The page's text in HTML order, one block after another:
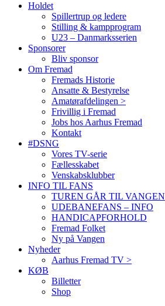
Holdet
Spillertrup og ledere
Stilling & kampprogram
U23 – Danmarksserien
Sponsorer
Bliv sponsor
Om Fremad
Fremads Historie
Ansatte & Bestyrelse
Amatørafdelingen >
Frivillig i Fremad
Jobs hos Aarhus Fremad
Kontakt
#DSNG
Vores TV-serie
Fællesskabet
Venskabsklubber
INFO TIL FANS
TUREN GÅR TIL VANGEN
UDEBANEFANS – INFO
HANDICAPFORHOLD
Fremad Folket
Ny på Vangen
Nyheder
Aarhus Fremad TV >
KØB
Billetter
Shop